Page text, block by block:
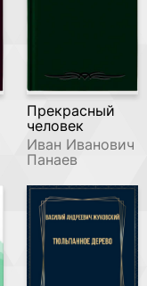
Прекрасный
человек
Иван Иванович
Панаев